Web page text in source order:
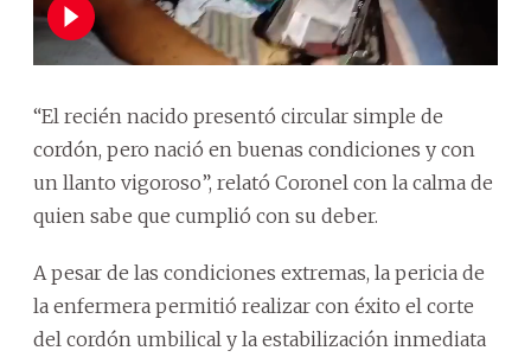
“El recién nacido presentó circular simple de
cordón, pero nació en buenas condiciones y con
un llanto vigoroso”, relató Coronel con la calma de
quien sabe que cumplió con su deber.
A pesar de las condiciones extremas, la pericia de
la enfermera permitió realizar con éxito el corte
del cordón umbilical y la estabilización inmediata